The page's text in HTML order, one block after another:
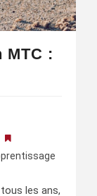
MTC :
les ans,